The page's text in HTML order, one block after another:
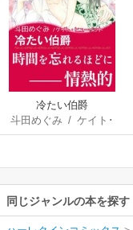
冷たい伯爵
斗田めぐみ /ケイト･
ヒューイット
同じジャンルの本を探す